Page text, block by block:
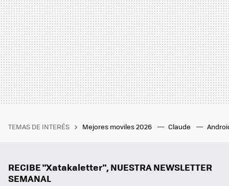
TEMAS DE INTERÉS Mejores moviles 2026 Claude
RECIBE "Xatakaletter", NUESTRA NEWSLETTER
SEMANAL